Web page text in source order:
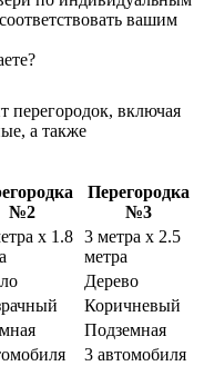
вашим
перегородок, включая
а также
№2
Перегородка
№3
x 1.8 3 метра x 2.5
метра
Дерево
Коричневый
Подземная
3 автомобиля